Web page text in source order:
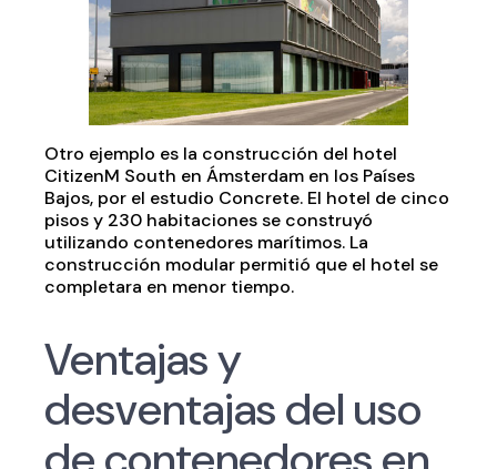
Otro ejemplo es la construcción del hotel
CitizenM South en Ámsterdam en los Países
Bajos, por el estudio Concrete. El hotel de cinco
pisos y 230 habitaciones se construyó
utilizando contenedores marítimos. La
construcción modular permitió que el hotel se
completara en menor tiempo.
Ventajas y
desventajas del uso